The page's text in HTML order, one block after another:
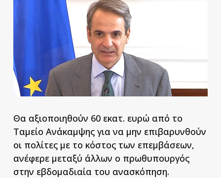
Θα αξιοποιηθούν 60 εκατ. ευρώ από το
Ταμείο Ανάκαμψης για να μην επιβαρυνθούν
οι πολίτες με το κόστος των επεμβάσεων,
ανέφερε μεταξύ άλλων ο πρωθυπουργός
στην εβδομαδιαία του ανασκόπηση.